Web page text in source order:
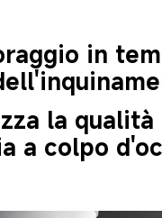
in
la qualità
a colpo